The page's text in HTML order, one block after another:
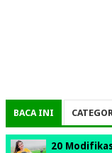
BACA INI
20